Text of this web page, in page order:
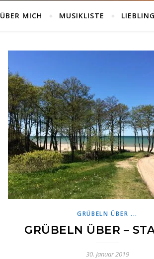
ÜBER MICH MUSIKLISTE
GRÜBELN ÜBER ...
GRÜBELN ÜBER –
30. Januar 2019